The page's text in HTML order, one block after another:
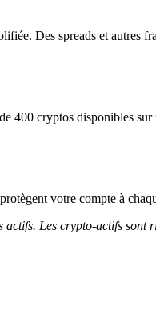
Des spreads et autres
400 cryptos disponibles sur
votre compte à
actifs. Les crypto-actifs